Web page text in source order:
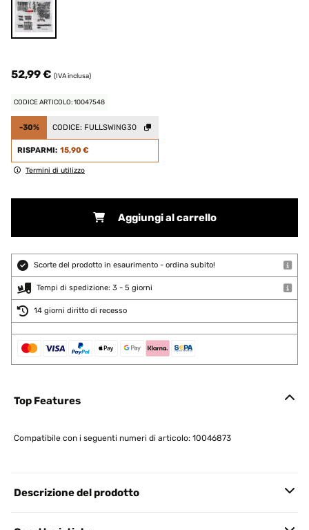
52,99 € (IVA inclusa)
CODICE ARTICOLO: 10047548
-30% CODICE: FULLSWING30
RISPARMI: 15,90 €
Termini di utilizzo
Aggiungi al carrello
Scorte del prodotto in esaurimento - ordina subito!
Tempi di spedizione: 3 - 5 giorni
14 giorni diritto di recesso
Top Features
Compatibile con i seguenti numeri di articolo: 10046873
Descrizione del prodotto